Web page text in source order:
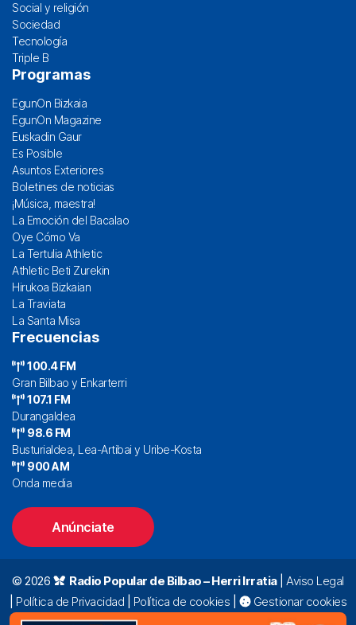
Social y religión
Sociedad
Tecnología
Triple B
Programas
EgunOn Bizkaia
EgunOn Magazine
Euskadin Gaur
Es Posible
Asuntos Exteriores
Boletines de noticias
¡Música, maestra!
La Emoción del Bacalao
Oye Cómo Va
La Tertulia Athletic
Athletic Beti Zurekin
Hirukoa Bizkaian
La Traviata
La Santa Misa
Frecuencias
100.4 FM
Gran Bilbao y Enkarterri
107.1 FM
Durangaldea
98.6 FM
Busturialdea, Lea-Artibai y Uribe-Kosta
900 AM
Onda media
Anúnciate
© 2026 Radio Popular de Bilbao – Herri Irratia|Aviso Legal
Política de Privacidad Política de cookies
Gestionar cookies